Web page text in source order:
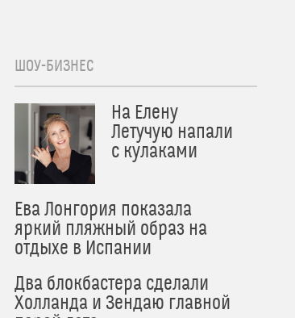
ШОУ-БИЗНЕС
На Елену
Летучую напали
с кулаками
Ева Лонгория показала
яркий пляжный образ на
отдыхе в Испании
Два блокбастера сделали
Холланда и Зендаю главной